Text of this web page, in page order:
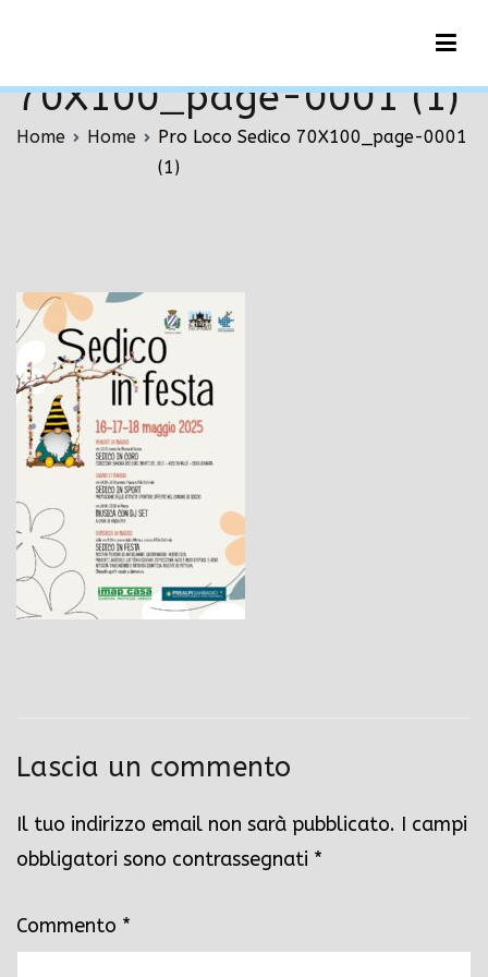
contenuto
70X100_page-0001 (1)
Home Home
Pro Loco Sedico 70X100_page-0001
(1)
Lascia un commento
Il tuo indirizzo email non sarà pubblicato. I campi
obbligatori sono contrassegnati *
Commento *